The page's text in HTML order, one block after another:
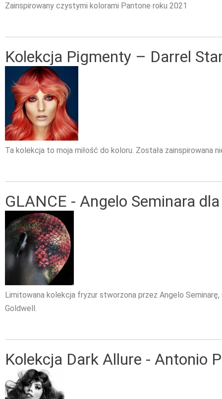
Zainspirowany czystymi kolorami Pantone roku 2021
Kolekcja Pigmenty – Darrel
Ta kolekcja to moja miłość do koloru. Została zainspirowana
GLANCE - Angelo Seminara
Limitowana kolekcja fryzur stworzona przez Angelo Seminarę,
Goldwell.
Kolekcja Dark Allure - Antonio